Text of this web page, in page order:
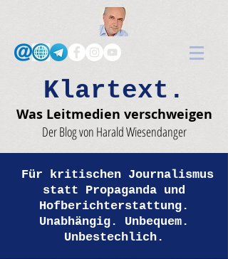
Klartext.
Was Leitmedien verschweigen
Der Blog von Harald Wiesendanger
Für kritischen Journalismus
statt Propaganda und
Hofberichterstattung.
Unabhängig. Unbequem.
Unbestechlich.